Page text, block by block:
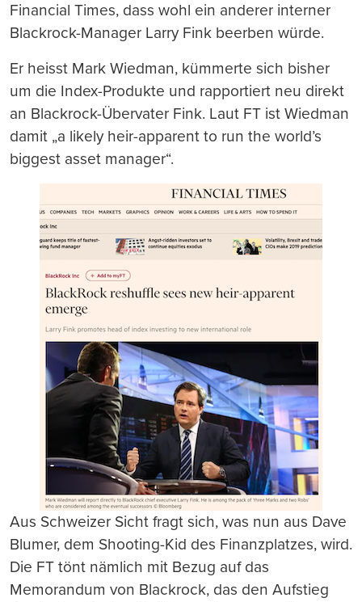
Financial Times, dass wohl ein anderer interner
Blackrock-Manager Larry Fink beerben würde.
Er heisst Mark Wiedman, kümmerte sich bisher
um die Index-Produkte und rapportiert neu direkt
an Blackrock-Übervater Fink. Laut FT ist Wiedman
damit „a likely heir-apparent to run the world’s
biggest asset manager“.
Aus Schweizer Sicht fragt sich, was nun aus Dave
Blumer, dem Shooting-Kid des Finanzplatzes, wird.
Die FT tönt nämlich mit Bezug auf das
Memorandum von Blackrock, das den Aufstieg